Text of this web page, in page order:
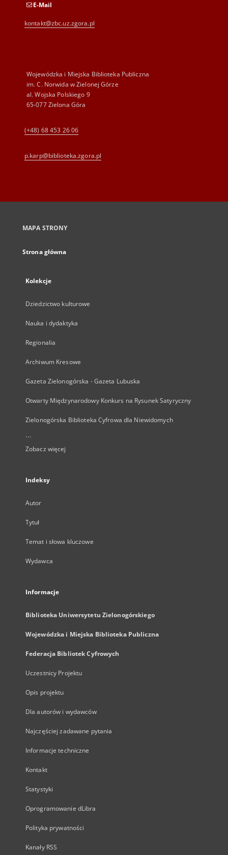
E-Mail
kontakt@zbc.uz.zgora.pl
Wojewódzka i Miejska Biblioteka Publiczna
im. C. Norwida w Zielonej Górze
al. Wojska Polskiego 9
65-077 Zielona Góra
(+48) 68 453 26 06
p.karp@biblioteka.zgora.pl
MAPA STRONY
Strona główna
Kolekcje
Dziedzictwo kulturowe
Nauka i dydaktyka
Regionalia
Archiwum Kresowe
Gazeta Zielonogórska - Gazeta Lubuska
Otwarty Międzynarodowy Konkurs na Rysunek Satyryczny
Zielonogórska Biblioteka Cyfrowa dla Niewidomych
...
Zobacz więcej
Indeksy
Autor
Tytuł
Temat i słowa kluczowe
Wydawca
Informacje
Biblioteka Uniwersytetu Zielonogórskiego
Wojewódzka i Miejska Biblioteka Publiczna
Federacja Bibliotek Cyfrowych
Uczestnicy Projektu
Opis projektu
Dla autorów i wydawców
Najczęściej zadawane pytania
Informacje techniczne
Kontakt
Statystyki
Oprogramowanie dLibra
Polityka prywatności
Kanały RSS